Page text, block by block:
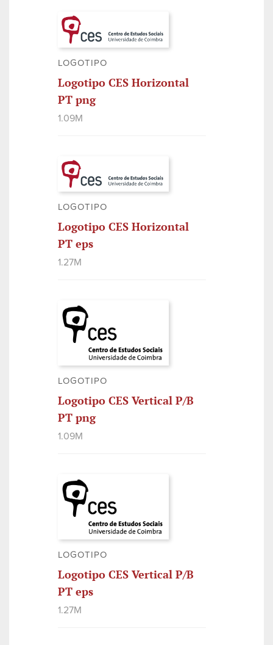
LOGOTIPO
Logotipo CES Horizontal
PT png
1.09M
LOGOTIPO
Logotipo CES Horizontal
PT eps
1.27M
LOGOTIPO
Logotipo CES Vertical P/B
PT png
1.09M
LOGOTIPO
Logotipo CES Vertical P/B
PT eps
1.27M